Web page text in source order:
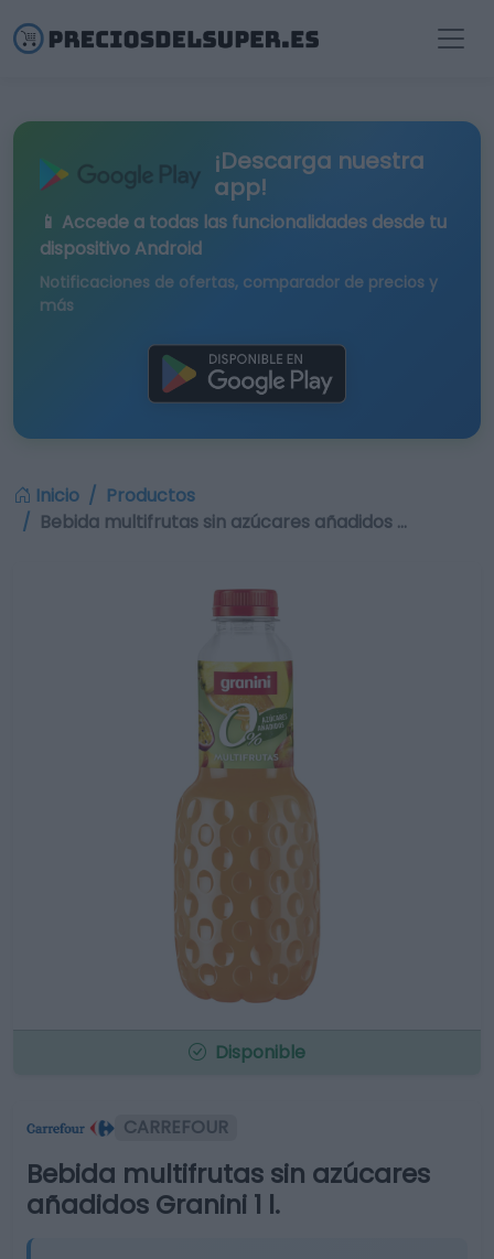
¡Descarga nuestra
app!
📱 Accede a todas las funcionalidades desde tu
dispositivo Android
Notificaciones de ofertas, comparador de precios y
más
Inicio
Productos
Bebida multifrutas sin azúcares añadidos …
Disponible
CARREFOUR
Bebida multifrutas sin azúcares
añadidos Granini 1 l.